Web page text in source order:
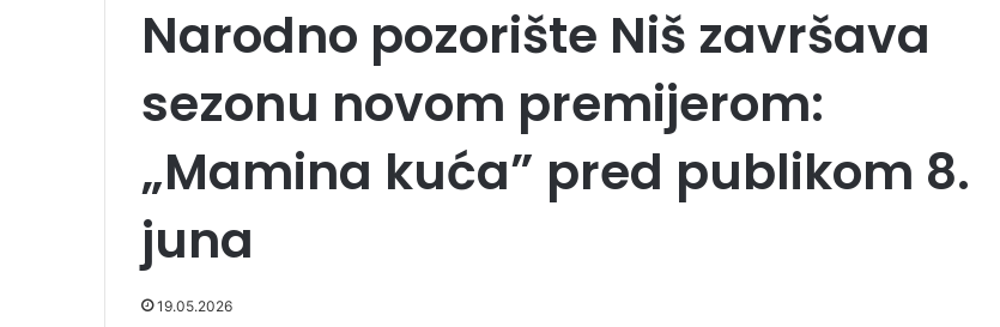
Narodno pozorište Niš završava
sezonu novom premijerom:
„Mamina kuća” pred publikom 8.
juna
19.05.2026